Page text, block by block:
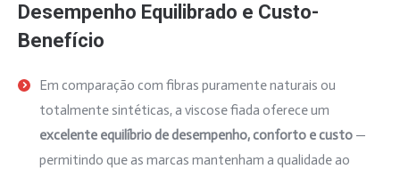
Desempenho Equilibrado e Custo-
Benefício
Em comparação com fibras puramente naturais ou
totalmente sintéticas, a viscose fiada oferece um
excelente equilíbrio de desempenho, conforto e custo —
permitindo que as marcas mantenham a qualidade ao